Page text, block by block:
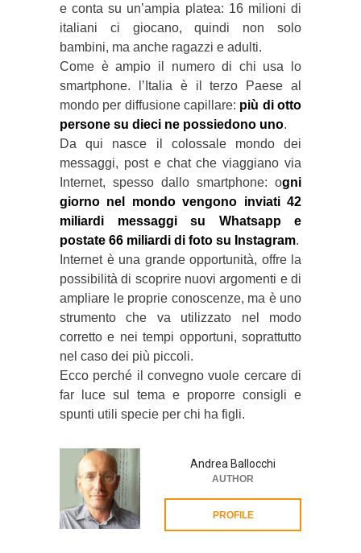
e conta su un’ampia platea: 16 milioni di
italiani ci giocano, quindi non solo
bambini, ma anche ragazzi e adulti.
Come è ampio il numero di chi usa lo
smartphone. l’Italia è il terzo Paese al
mondo per diffusione capillare: più di otto
persone su dieci ne possiedono uno.
Da qui nasce il colossale mondo dei
messaggi, post e chat che viaggiano via
Internet, spesso dallo smartphone: ogni
giorno nel mondo vengono inviati 42
miliardi messaggi su Whatsapp e
postate 66 miliardi di foto su Instagram.
Internet è una grande opportunità, offre la
possibilità di scoprire nuovi argomenti e di
ampliare le proprie conoscenze, ma è uno
strumento che va utilizzato nel modo
corretto e nei tempi opportuni, soprattutto
nel caso dei più piccoli.
Ecco perché il convegno vuole cercare di
far luce sul tema e proporre consigli e
spunti utili specie per chi ha figli.
Andrea Ballocchi
AUTHOR
PROFILE